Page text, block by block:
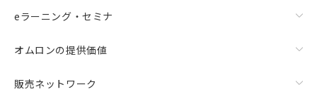
eラーニング・セミナ
オムロンの提供価値
販売ネットワーク